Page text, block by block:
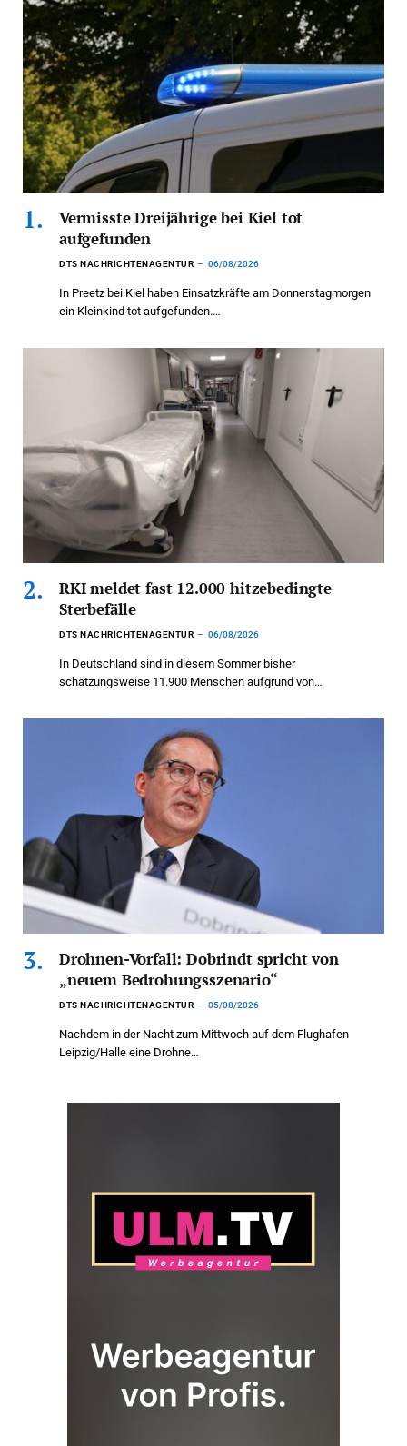
Vermisste Dreijährige bei Kiel tot
aufgefunden
DTS NACHRICHTENAGENTUR 06/08/2026
In Preetz bei Kiel haben Einsatzkräfte am Donnerstagmorgen
ein Kleinkind tot aufgefunden.…
RKI meldet fast 12.000 hitzebedingte
Sterbefälle
DTS NACHRICHTENAGENTUR 06/08/2026
In Deutschland sind in diesem Sommer bisher
schätzungsweise 11.900 Menschen aufgrund von…
Drohnen-Vorfall: Dobrindt spricht von
„neuem Bedrohungsszenario“
DTS NACHRICHTENAGENTUR 05/08/2026
Nachdem in der Nacht zum Mittwoch auf dem Flughafen
Leipzig/Halle eine Drohne…